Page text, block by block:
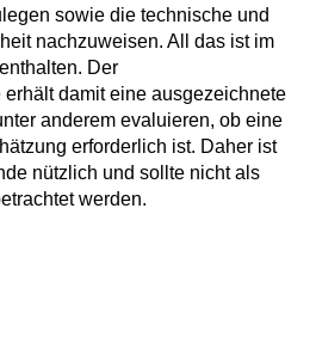
sowie die technische und
nachzuweisen. All das ist im
Der
erhält damit eine ausgezeichnete
anderem evaluieren, ob eine
erforderlich ist. Daher ist
nützlich und sollte nicht als
werden.